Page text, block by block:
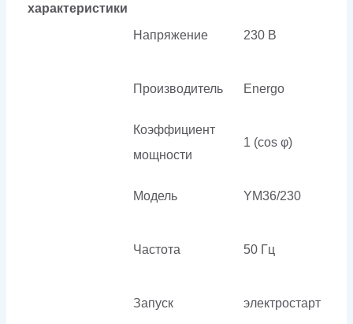
характеристики
Напряжение 230 В
Производитель Energo
Коэффициент
мощности
1 (cos φ)
Модель YM36/230
Частота 50 Гц
Запуск электростарт